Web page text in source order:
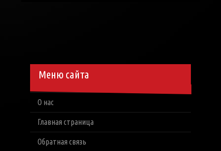
Меню сайта
О нас
Главная страница
Обратная связь